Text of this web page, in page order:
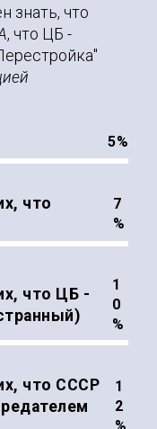
знать, что
, что ЦБ -
%
что
%
что ЦБ -
%
что СССР